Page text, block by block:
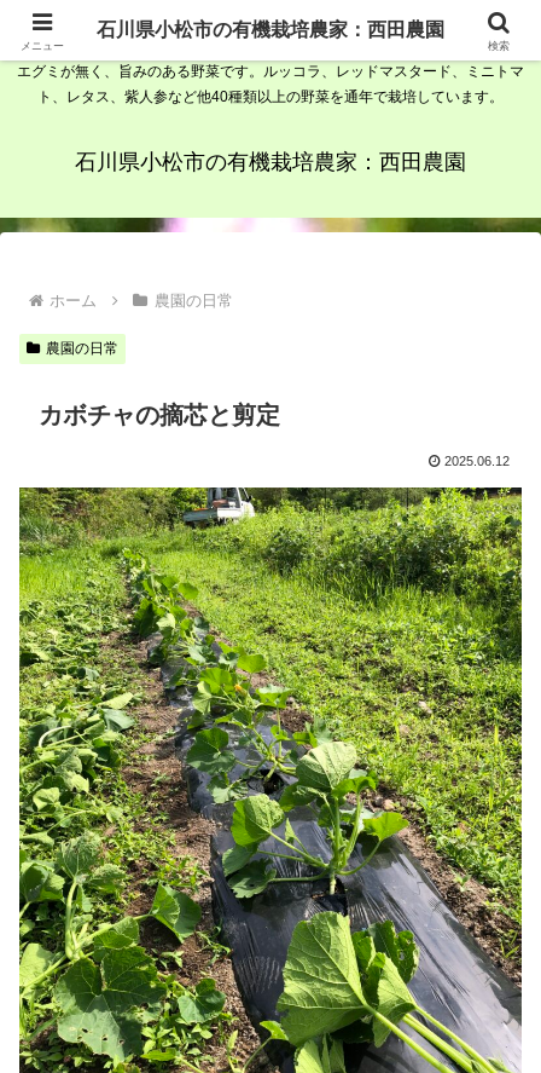
石川県小松市の有機栽培農家、西田農園です。野菜ソムリエで農家が栽培して
いる有機野菜は、植物性由来の素材を発酵させて出来た肥料、堆肥を使用して
エグミが無く、旨みのある野菜です。ルッコラ、レッドマスタード、ミニトマ
ト、レタス、紫人参など他40種類以上の野菜を通年で栽培しています。
石川県小松市の有機栽培農家：西田農園
ホーム 農園の日常
農園の日常
カボチャの摘芯と剪定
2025.06.12
メニュー
石川県小松市の有機栽培農家：西田農園
検索